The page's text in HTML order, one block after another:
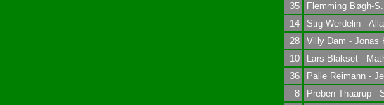
35
Flemming Bøgh-
14
Stig Werdelin -
28
Villy Dam - Jonas
10
Lars Blakset -
36
Palle Reimann -
8
Preben Thaarup -